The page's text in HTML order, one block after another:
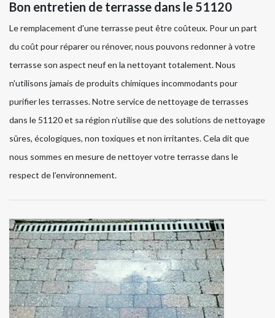
Bon entretien de terrasse dans le 51120
Le remplacement d'une terrasse peut être coûteux. Pour un part
du coût pour réparer ou rénover, nous pouvons redonner à votre
terrasse son aspect neuf en la nettoyant totalement. Nous
n'utilisons jamais de produits chimiques incommodants pour
purifier les terrasses. Notre service de nettoyage de terrasses
dans le 51120 et sa région n’utilise que des solutions de nettoyage
sûres, écologiques, non toxiques et non irritantes. Cela dit que
nous sommes en mesure de nettoyer votre terrasse dans le
respect de l’environnement.